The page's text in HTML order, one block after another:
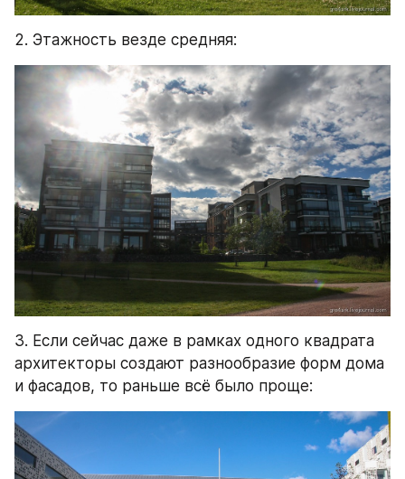
2. Этажность везде средняя:
3. Если сейчас даже в рамках одного квадрата
архитекторы создают разнообразие форм дома
и фасадов, то раньше всё было проще: